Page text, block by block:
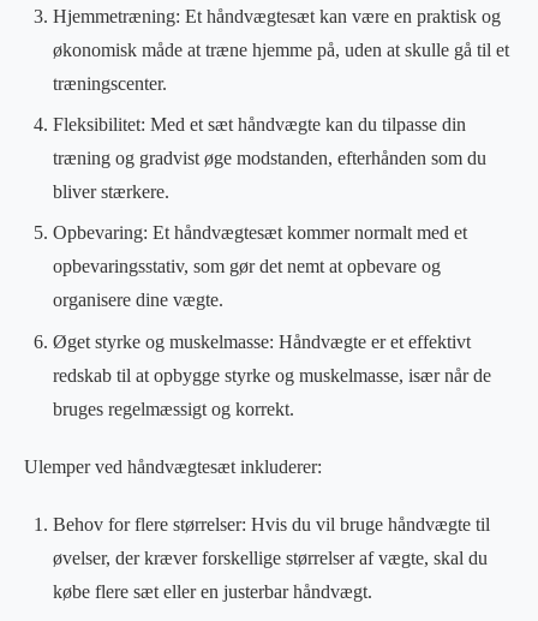
Hjemmetræning: Et håndvægtesæt kan være en praktisk og
økonomisk måde at træne hjemme på, uden at skulle gå til et
træningscenter.
Fleksibilitet: Med et sæt håndvægte kan du tilpasse din
træning og gradvist øge modstanden, efterhånden som du
bliver stærkere.
Opbevaring: Et håndvægtesæt kommer normalt med et
opbevaringsstativ, som gør det nemt at opbevare og
organisere dine vægte.
Øget styrke og muskelmasse: Håndvægte er et effektivt
redskab til at opbygge styrke og muskelmasse, især når de
bruges regelmæssigt og korrekt.
Ulemper ved håndvægtesæt inkluderer:
Behov for flere størrelser: Hvis du vil bruge håndvægte til
øvelser, der kræver forskellige størrelser af vægte, skal du
købe flere sæt eller en justerbar håndvægt.